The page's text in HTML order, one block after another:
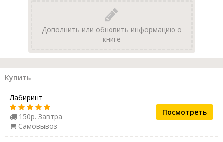
Дополнить или обновить информацию о
книге
Купить
Лабиринт
150р. Завтра
Самовывоз
Посмотреть